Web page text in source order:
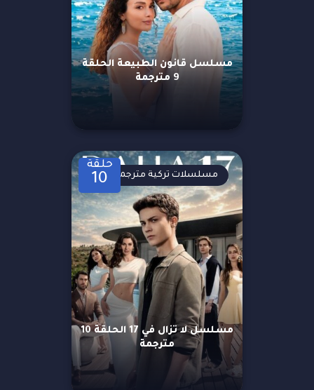
مسلسل قانون الطبيعة الحلقة
9 مترجمة
حلقة
10
مسلسل لا تزال في 17 الحلقة 10
مترجمة
مسلسلات تركية مترجمة